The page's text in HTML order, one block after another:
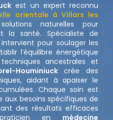
est un expert reconnu
orientale à Villars les
naturelles pour
la santé. Spécialiste de
pour soulager les
l’équilibre énergétique
ancestrales et
Houminiuckcrée des
aidant à apaiser le
Chaque soin est
aux besoins spécifiques de
des résultats efficaces
en médecine